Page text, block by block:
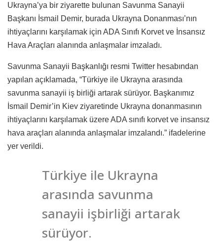
Ukrayna’ya bir ziyarette bulunan Savunma Sanayii
Başkanı İsmail Demir, burada Ukrayna Donanması’nın
ihtiyaçlarını karşılamak için ADA Sınıfı Korvet ve İnsansız
Hava Araçları alanında anlaşmalar imzaladı.
Savunma Sanayii Başkanlığı resmi Twitter hesabından
yapılan açıklamada, “Türkiye ile Ukrayna arasında
savunma sanayii iş birliği artarak sürüyor. Başkanımız
İsmail Demir’in Kiev ziyaretinde Ukrayna donanmasının
ihtiyaçlarını karşılamak üzere ADA sınıfı korvet ve insansız
hava araçları alanında anlaşmalar imzalandı.” ifadelerine
yer verildi.
Türkiye ile Ukrayna
arasında savunma
sanayii işbirliği artarak
sürüyor.